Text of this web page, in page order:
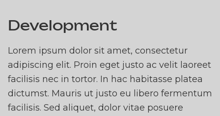
Development
Lorem ipsum dolor sit amet, consectetur
adipiscing elit. Proin eget justo ac velit laoreet
facilisis nec in tortor. In hac habitasse platea
dictumst. Mauris ut justo eu libero fermentum
facilisis. Sed aliquet, dolor vitae posuere